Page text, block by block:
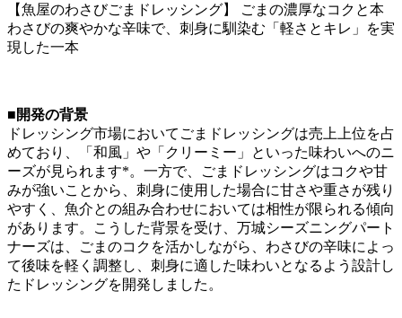
【魚屋のわさびごまドレッシング】 ごまの濃厚なコクと本
わさびの爽やかな辛味で、刺身に馴染む「軽さとキレ」を実
現した一本
■開発の背景
ドレッシング市場においてごまドレッシングは売上上位を占
めており、「和風」や「クリーミー」といった味わいへのニ
ーズが見られます*。一方で、ごまドレッシングはコクや甘
みが強いことから、刺身に使用した場合に甘さや重さが残り
やすく、魚介との組み合わせにおいては相性が限られる傾向
があります。こうした背景を受け、万城シーズニングパート
ナーズは、ごまのコクを活かしながら、わさびの辛味によっ
て後味を軽く調整し、刺身に適した味わいとなるよう設計し
たドレッシングを開発しました。